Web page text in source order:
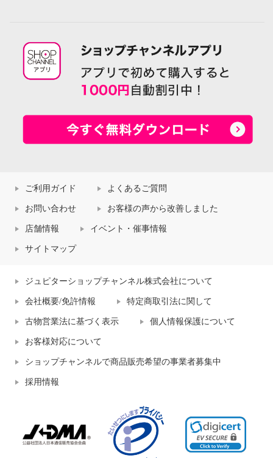
ご利用ガイド よくあるご質問
お問い合わせ お客様の声から改善しました
店舗情報 イベント・催事情報
サイトマップ
ジュピターショップチャンネル株式会社について
会社概要/免許情報 特定商取引法に関して
古物営業法に基づく表示 個人情報保護について
お客様対応について
ショップチャンネルで商品販売希望の事業者募集中
採用情報